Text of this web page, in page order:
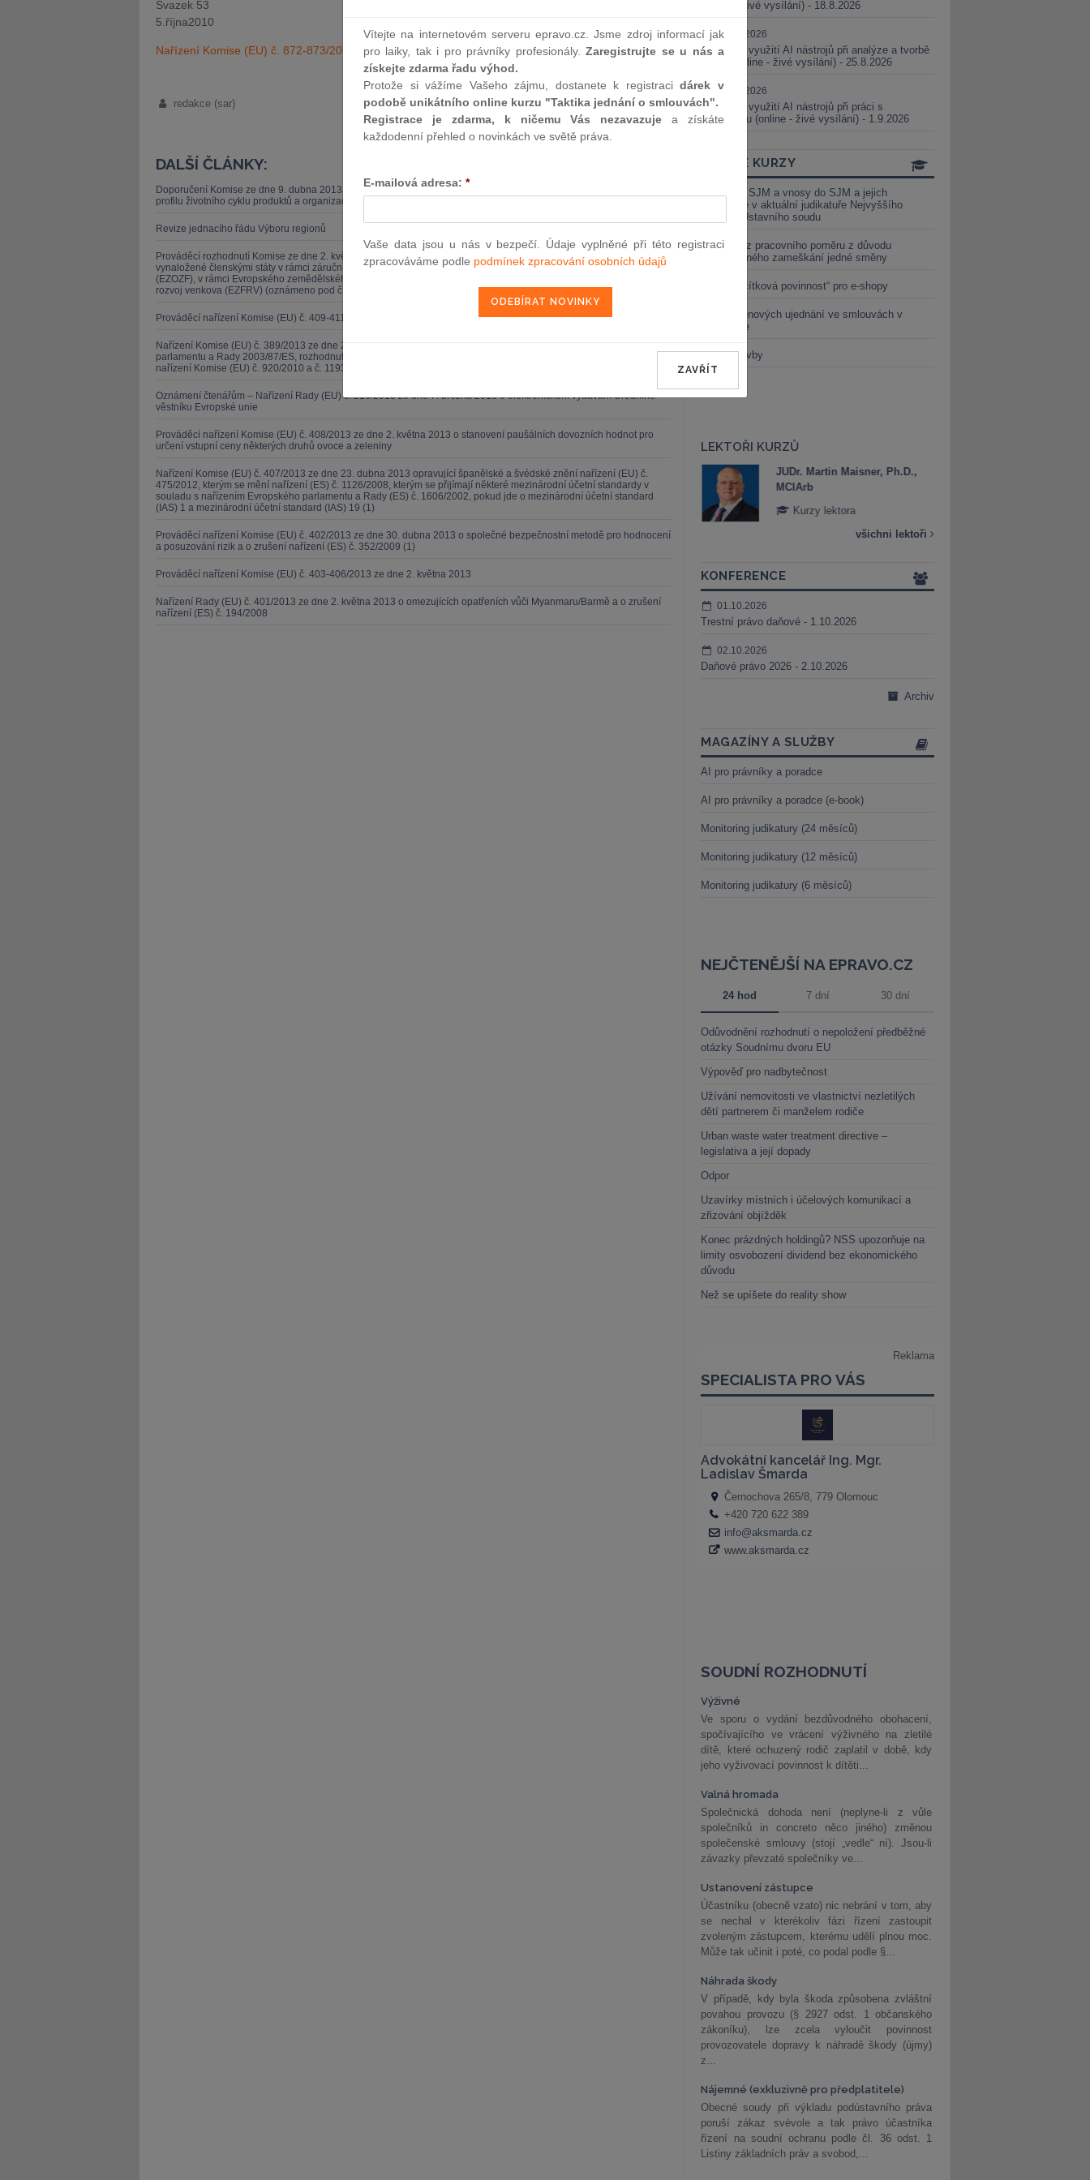
Svazek 53
5.října2010
Nařízení Komise (EU) č. 872-873/2010 ze dne 4. října 2010
redakce (sar) 5. 10. 2010
DALŠÍ ČLÁNKY:
Doporučení Komise ze dne 9. dubna 2013 o používání společných metod pro měření a sdělování environmentálního
profilu životního cyklu produktů a organizací (1) 2013/179/EU
Revize jednacího řádu Výboru regionů
Prováděcí rozhodnutí Komise ze dne 2. května 2013, kterým se z financování Evropskou unií vylučují některé výdaje
vynaložené členskými státy v rámci záruční sekce Evropského zemědělského orientačního a záručního fondu
(EZOZF), v rámci Evropského zemědělského záručního fondu (EZZF) a v rámci Evropského zemědělského fondu pro
rozvoj venkova (EZFRV) (oznámeno pod číslem C(2013) 2436) 2013/214/EU
Prováděcí nařízení Komise (EU) č. 409-411/2013 ze dne 3. května 2013
Nařízení Komise (EU) č. 389/2013 ze dne 2. květnu 2013 o vytvoření registru Unie podle směrnice Evropského
parlamentu a Rady 2003/87/ES, rozhodnutí Evropského parlamentu a Rady č. 280/2004/ES a č. 406/2009 a o zrušení
nařízení Komise (EU) č. 920/2010 a č. 1193/2011 (1)
Oznámení čtenářům – Nařízení Rady (EU) č. 216/2013 ze dne 7. března 2013 o elektronickém vydávání Úředního
věstníku Evropské unie
Prováděcí nařízení Komise (EU) č. 408/2013 ze dne 2. května 2013 o stanovení paušálních dovozních hodnot pro
určení vstupní ceny některých druhů ovoce a zeleniny
Nařízení Komise (EU) č. 407/2013 ze dne 23. dubna 2013 opravující španělské a švédské znění nařízení (EU) č.
475/2012, kterým se mění nařízení (ES) č. 1126/2008, kterým se přijímají některé mezinárodní účetní standardy v
souladu s nařízením Evropského parlamentu a Rady (ES) č. 1606/2002, pokud jde o mezinárodní účetní standard
(IAS) 1 a mezinárodní účetní standard (IAS) 19 (1)
Prováděcí nařízení Komise (EU) č. 402/2013 ze dne 30. dubna 2013 o společné bezpečnostní metodě pro hodnocení
a posuzování rizik a o zrušení nařízení (ES) č. 352/2009 (1)
Prováděcí nařízení Komise (EU) č. 403-406/2013 ze dne 2. května 2013
Nařízení Rady (EU) č. 401/2013 ze dne 2. května 2013 o omezujících opatřeních vůči Myanmaru/Barmě a o zrušení
nařízení (ES) č. 194/2008
(online - živé vysílání) - 18.8.2026
25.08.2026
Praktické využití AI nástrojů při analýze a tvorbě
smluv (online - živé vysílání) - 25.8.2026
01.09.2026
Praktické využití AI nástrojů při práci s
judikaturou (online - živé vysílání) - 1.9.2026
ONLINE KURZY
Vnosy ze SJM a vnosy do SJM a jejich
valorizace v aktuální judikatuře Nejvyššího
soudu a Ústavního soudu
Výpověď z pracovního poměru z důvodu
neomluveného zameškání jedné směny
Nová „tlačítková povinnost“ pro e-shopy
Změna cenových ujednání ve smlouvách v
energetice
Černé stavby
LEKTOŘI KURZŮ
JUDr. Tomáš Nielsen
Kurzy lektora
JUDr. Tomáš Sokol
Kurzy lektora
JUDr. Martin Maisner, Ph.D.,
MCIArb
Kurzy lektora
všichni lektoři
KONFERENCE
01.10.2026
Trestní právo daňové - 1.10.2026
02.10.2026
Daňové právo 2026 - 2.10.2026
Archiv
MAGAZÍNY A SLUŽBY
AI pro právníky a poradce
AI pro právníky a poradce (e-book)
Monitoring judikatury (24 měsíců)
Monitoring judikatury (12 měsíců)
Monitoring judikatury (6 měsíců)
NEJČTENĚJŠÍ NA EPRAVO.CZ
24 hod 7 dní 30 dní
Odůvodnění rozhodnutí o nepoložení předběžné
otázky Soudnímu dvoru EU
Výpověď pro nadbytečnost
Užívání nemovitosti ve vlastnictví nezletilých
dětí partnerem či manželem rodiče
Urban waste water treatment directive –
legislativa a její dopady
Odpor
Uzavírky místních i účelových komunikací a
zřizování objížděk
Konec prázdných holdingů? NSS upozorňuje na
limity osvobození dividend bez ekonomického
důvodu
Než se upíšete do reality show
SOUDNÍ ROZHODNUTÍ
Výživné
Ve sporu o vydání bezdůvodného obohacení,
spočívajícího ve vrácení výživného na zletilé
dítě, které ochuzený rodič zaplatil v době, kdy
jeho vyživovací povinnost k dítěti...
Valná hromada
Společnická dohoda není (neplyne-li z vůle
společníků in concreto něco jiného) změnou
společenské smlouvy (stojí „vedle“ ní). Jsou-li
závazky převzaté společníky ve...
Ustanovení zástupce
Účastníku (obecně vzato) nic nebrání v tom, aby
se nechal v kterékoliv fázi řízení zastoupit
zvoleným zástupcem, kterému udělí plnou moc.
Může tak učinit i poté, co podal podle §...
Náhrada škody
V případě, kdy byla škoda způsobena zvláštní
povahou provozu (§ 2927 odst. 1 občanského
zákoníku), lze zcela vyloučit povinnost
provozovatele dopravy k náhradě škody (újmy)
z...
Nájemné (exkluzivně pro předplatitele)
Obecné soudy při výkladu podústavního práva
poruší zákaz svévole a tak právo účastníka
řízení na soudní ochranu podle čl. 36 odst. 1
Listiny základních práv a svobod,...
Vítejte na internetovém serveru epravo.cz. Jsme zdroj informací jak
pro laiky, tak i pro právníky profesionály.Zaregistrujte se u nás a
získejte zdarma řadu výhod.
Protože si vážíme Vašeho zájmu, dostanete k registracidárek v
podobě unikátního online kurzu "Taktika jednání o smlouvách".
Registrace je zdarma, k ničemu Vás nezavazuje a získáte
každodenní přehled o novinkách ve světě práva.
E-mailová adresa: *
Vaše data jsou u nás v bezpečí. Údaje vyplněné při této registraci
zpracováváme podle podmínek zpracování osobních údajů
ZAVŘÍT